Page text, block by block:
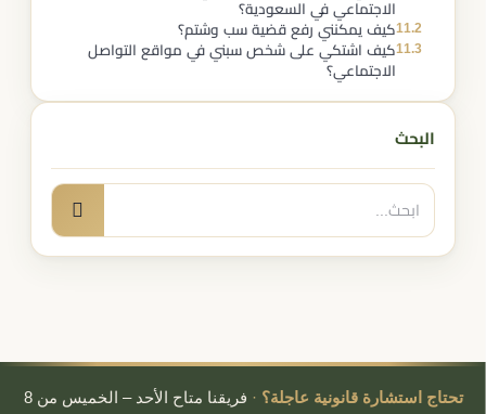
الاجتماعي في السعودية؟
11.2كيف يمكنني رفع قضية سب وشتم؟
11.3كيف اشتكي على شخص سبني في مواقع التواصل
الاجتماعي؟
البحث
البحث
عن:
بحث
تحتاج استشارة قانونية عاجلة؟ ·
فريقنا متاح الأحد – الخميس من 8